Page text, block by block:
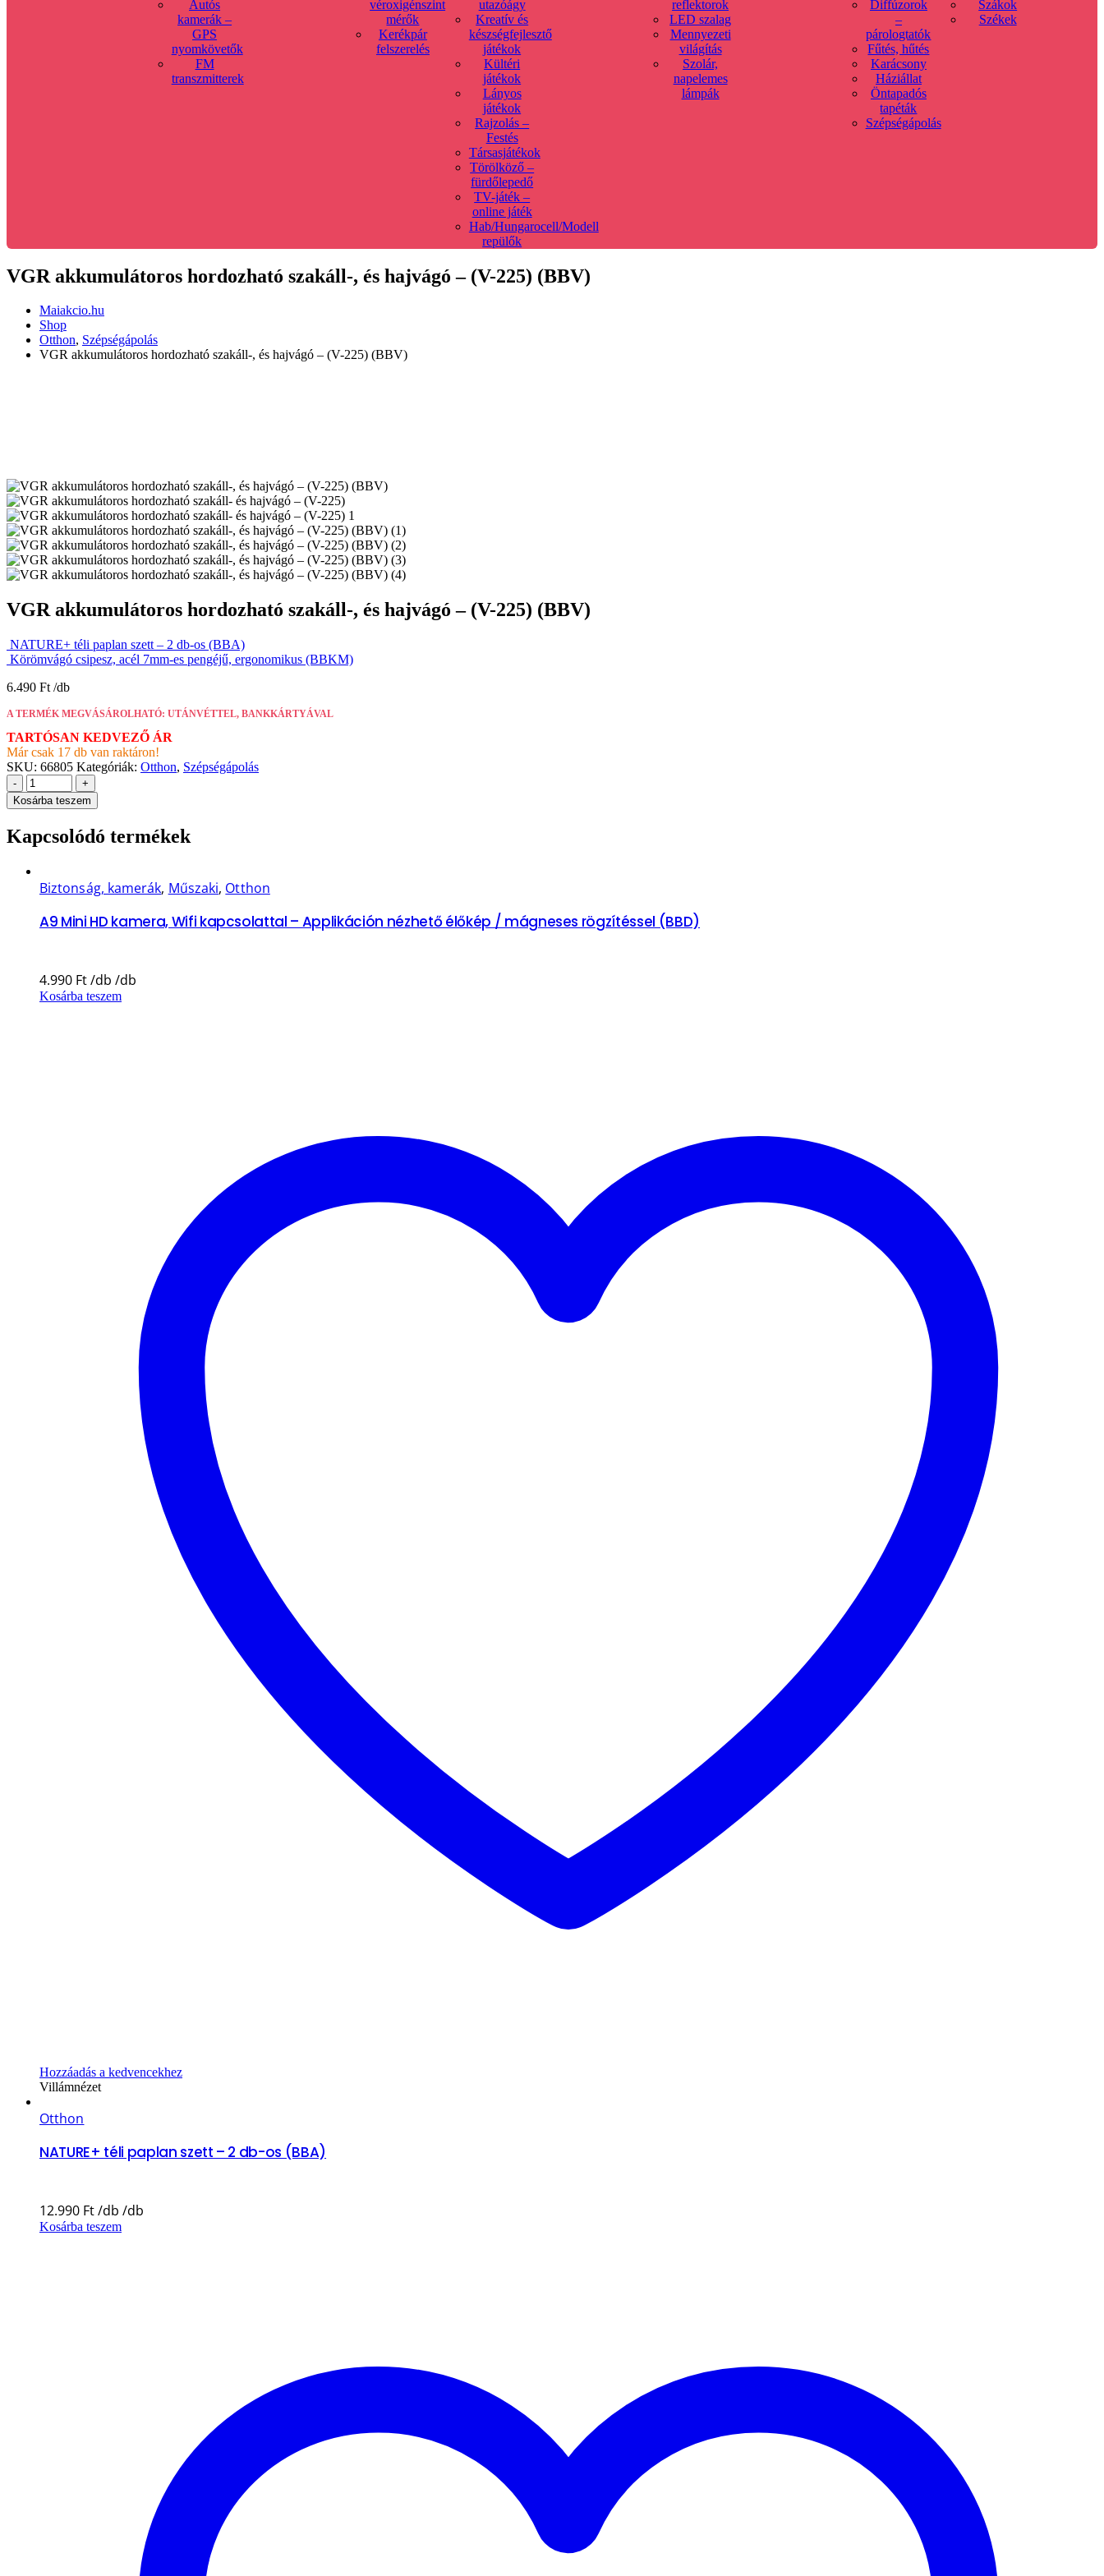
Autós
kamerák –
GPS
nyomkövetők
FM
transzmitterek
véroxigénszint
mérők
Kerékpár
felszerelés
utazóágy
Kreatív és
készségfejlesztő
játékok
Kültéri
játékok
Lányos
játékok
Rajzolás –
Festés
Társasjátékok
Törölköző –
fürdőlepedő
TV-játék –
online játék
Hab/Hungarocell/Modell
repülők
reflektorok
LED szalag
Mennyezeti
világítás
Szolár,
napelemes
lámpák
Diffúzorok
–
párologtatók
Fűtés, hűtés
Karácsony
Háziállat
Öntapadós
tapéták
Szépségápolás
Szákok
Székek
VGR akkumulátoros hordozható szakáll-, és hajvágó – (V-225) (BBV)
Maiakcio.hu
Shop
Otthon, Szépségápolás
VGR akkumulátoros hordozható szakáll-, és hajvágó – (V-225) (BBV)
VGR akkumulátoros hordozható szakáll-, és hajvágó – (V-225) (BBV)
NATURE+ téli paplan szett – 2 db-os (BBA)
Körömvágó csipesz, acél 7mm-es pengéjű, ergonomikus (BBKM)
6.490 Ft
A TERMÉK MEGVÁSÁROLHATÓ: UTÁNVÉTTEL, BANKKÁRTYÁVAL
TARTÓSAN KEDVEZŐ ÁR
Már csak 17 db van raktáron!
SKU: 66805 Kategóriák: Otthon, Szépségápolás
-
+
Kosárba teszem
Kapcsolódó termékek
Biztonság, kamerák, Műszaki, Otthon
A9 Mini HD kamera, Wifi kapcsolattal – Applikáción nézhető élőkép / mágneses rögzítéssel (BBD)
4.990 Ft
Kosárba teszem
Hozzáadás a kedvencekhez
Villámnézet
Otthon
NATURE+ téli paplan szett – 2 db-os (BBA)
12.990 Ft
Kosárba teszem